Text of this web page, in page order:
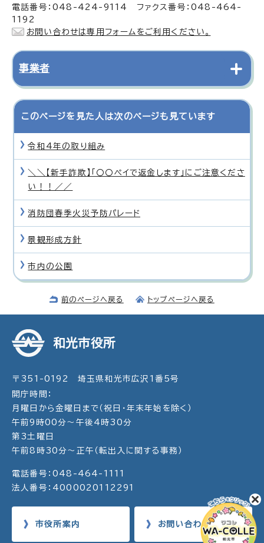
電話番号：048-424-9114 ファクス番号：048-464-
1192
お問い合わせは専用フォームをご利用ください。
事業者
このページを見た人は次のページも見ています
令和4年の取り組み
＼＼【新手詐欺】「〇〇ペイで返金します」にご注意くださ
い！！／／
消防団春季火災予防パレード
景観形成方針
市内の公園
前のページへ戻る トップページへ戻る
和光市役所
〒351-0192 埼玉県和光市広沢1番5号
開庁時間：
月曜日から金曜日まで（祝日・年末年始を除く）
午前9時00分～午後4時30分
第3土曜日
午前8時30分～正午（転出入に関する事務）
電話番号：048-464-1111
法人番号：4000020112291
市役所案内 お問い合わせ